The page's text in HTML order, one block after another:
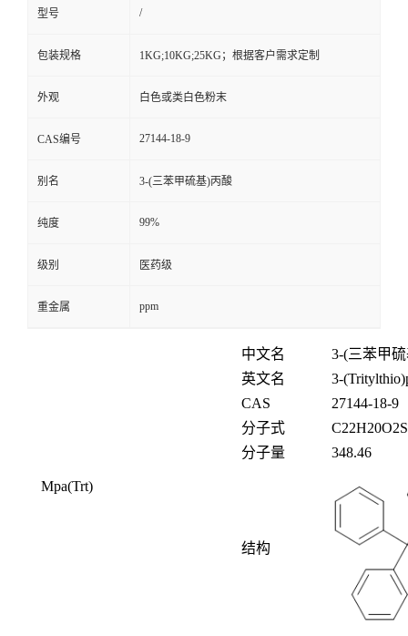
型号 /
包装规格 1KG;10KG;25KG；根据客户需求定制
外观 白色或类白色粉末
CAS编号 27144-18-9
别名 3-(三苯甲硫基)丙酸
纯度 99%
级别 医药级
重金属 ppm
Mpa(Trt)
中文名 3-(三苯甲
英文名
3-
CAS
27144-18-9
分子式
C22H20O2S
分子量
348.46
结构